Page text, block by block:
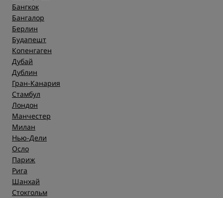
Бангкок
Бангалор
Берлин
Будапешт
Копенгаген
Дубай
Дублин
Гран-Канария
Стамбул
Лондон
Манчестер
Милан
Нью-Дели
Осло
Париж
Рига
Шанхай
Стокгольм